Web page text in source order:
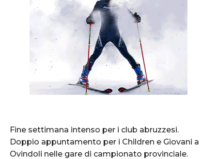
Fine settimana intenso per i club abruzzesi.
Doppio appuntamento per i Children e Giovani a
Ovindoli nelle gare di campionato provinciale.